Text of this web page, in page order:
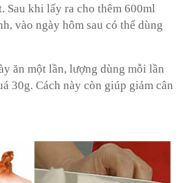
Sau khi lấy ra cho thêm 600ml
vào ngày hôm sau có thể dùng
ăn một lần, lượng dùng mỗi lần
30g. Cách này còn giúp giảm cân